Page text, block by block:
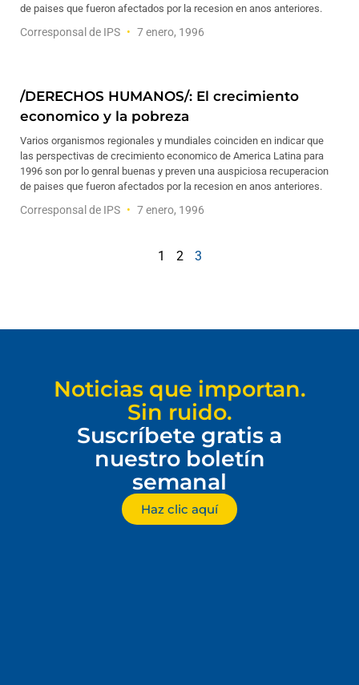
de paises que fueron afectados por la recesion en anos anteriores.
Corresponsal de IPS 7 enero, 1996
/DERECHOS HUMANOS/: El crecimiento
economico y la pobreza
Varios organismos regionales y mundiales coinciden en indicar que
las perspectivas de crecimiento economico de America Latina para
1996 son por lo genral buenas y preven una auspiciosa recuperacion
de paises que fueron afectados por la recesion en anos anteriores.
Corresponsal de IPS 7 enero, 1996
1 2 3
Noticias que importan.
Sin ruido.
Suscríbete gratis a
nuestro boletín
semanal
Haz clic aquí